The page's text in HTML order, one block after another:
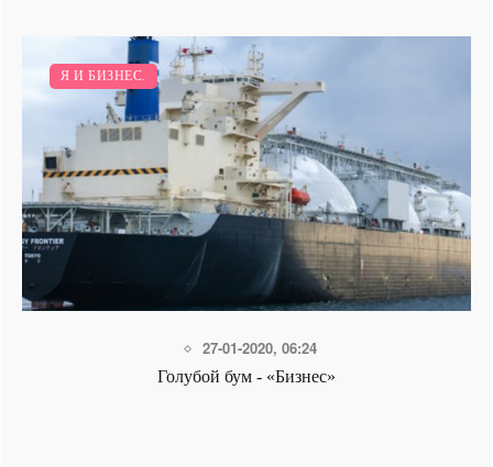
Я И БИЗНЕС.
15-08-2023, 21:25
ИИ зарабатывает больше человека - «Бизнес»